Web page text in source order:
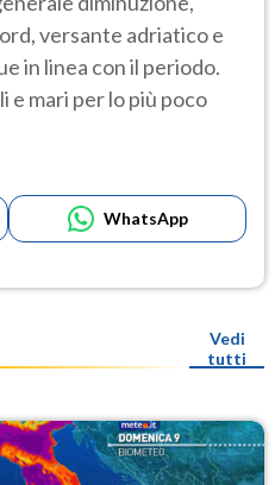
versante adriatico e
in linea con il periodo.
e mari per lo più poco
WhatsApp
Vedi
tutti